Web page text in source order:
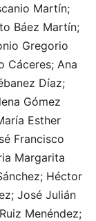
Martín;
Báez Martín;
Gregorio
Cáceres; Ana
Díaz;
Gómez
Esther
Francisco
Margarita
Héctor
José Julián
Menéndez;